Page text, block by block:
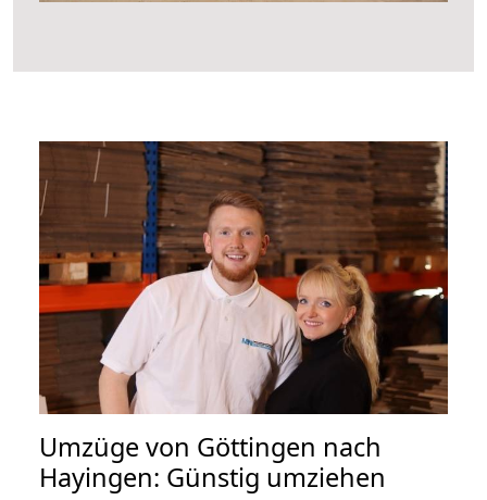
Umzüge von Göttingen nach
Hayingen: Günstig umziehen